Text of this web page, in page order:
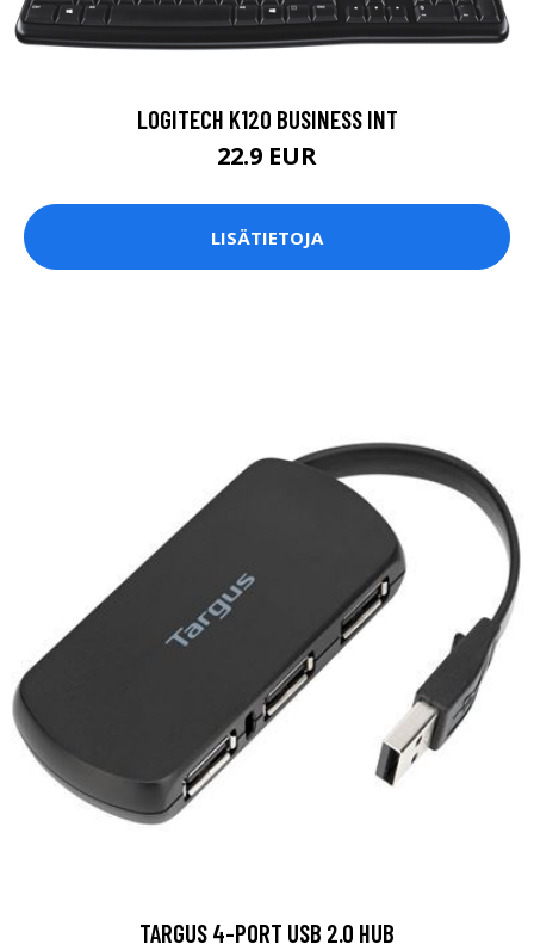
LOGITECH K120 BUSINESS INT
22.9 EUR
LISÄTIETOJA
TARGUS 4-PORT USB 2.0 HUB